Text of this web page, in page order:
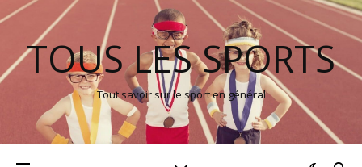
TOUS LES SPORTS
Tout savoir sur le sport en général